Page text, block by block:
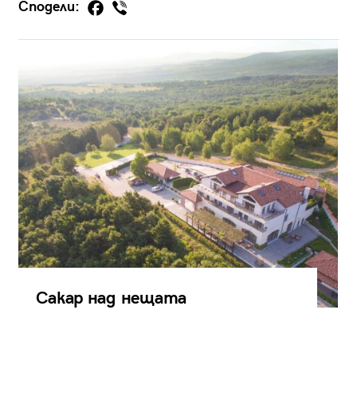
Сподели:
Сакар над нещата